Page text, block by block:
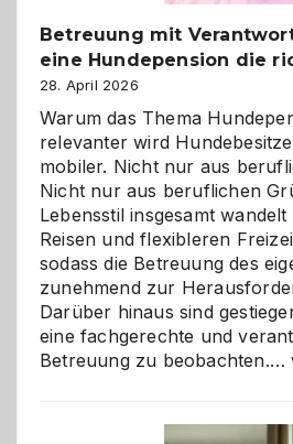
Betreuung mit
eine Hundepension die
28. April 2026
Warum das Thema
relevanter wird
mobiler. Nicht nur aus
Nicht nur aus beruflichen
Lebensstil insgesamt
Reisen und flexibleren
sodass die Betreuung des
zunehmend zur
Darüber hinaus sind
eine fachgerechte und
Betreuung zu beobachten.…